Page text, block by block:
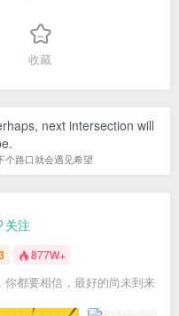
收藏
next intersection will
个路口就会遇见希望
关注
877W+
你都要相信，最好的尚未到来